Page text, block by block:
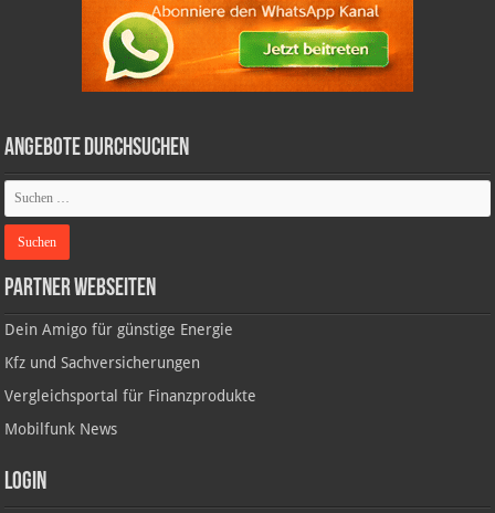
Angebote durchsuchen
Partner Webseiten
Dein Amigo für günstige Energie
Kfz und Sachversicherungen
Vergleichsportal für Finanzprodukte
Mobilfunk News
Login